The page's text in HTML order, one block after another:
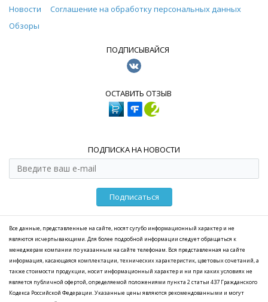
Новости
Соглашение на обработку персональных данных
Обзоры
ПОДПИСЫВАЙСЯ
ОСТАВИТЬ ОТЗЫВ
ПОДПИСКА НА НОВОСТИ
Подписаться
Все данные, представленные на сайте, носят сугубо информационный характер и не
являются исчерпывающими. Для более подробной информации следует обращаться к
менеджерам компании по указанным на сайте телефонам. Вся представленная на сайте
информация, касающаяся комплектации, технических характеристик, цветовых сочетаний, а
также стоимости продукции, носит информационный характер и ни при каких условиях не
является публичной офертой, определяемой положениями пункта 2 статьи 437 Гражданского
Кодекса Российской Федерации. Указанные цены являются рекомендованными и могут